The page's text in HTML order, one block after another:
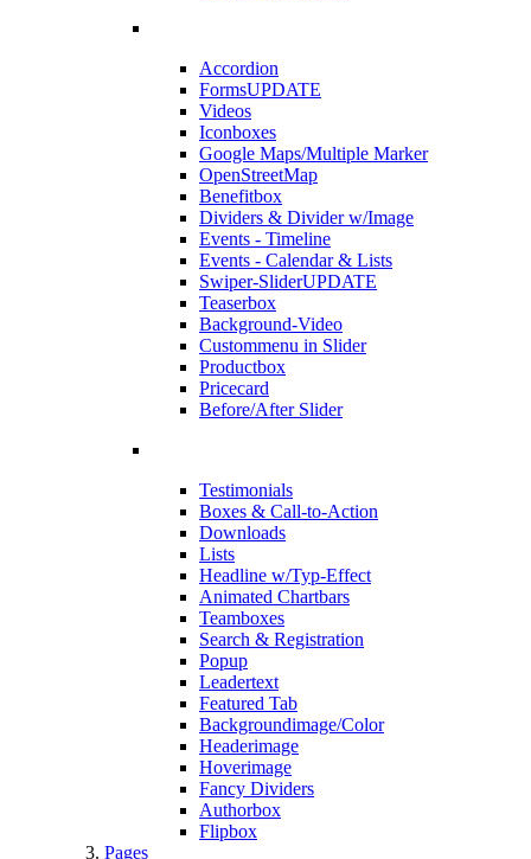
Accordion
FormsUPDATE
Videos
Iconboxes
Google Maps/Multiple Marker
OpenStreetMap
Benefitbox
Dividers & Divider w/Image
Events - Timeline
Events - Calendar & Lists
Swiper-SliderUPDATE
Teaserbox
Background-Video
Custommenu in Slider
Productbox
Pricecard
Before/After Slider
Testimonials
Boxes & Call-to-Action
Downloads
Lists
Headline w/Typ-Effect
Animated Chartbars
Teamboxes
Search & Registration
Popup
Leadertext
Featured Tab
Backgroundimage/Color
Headerimage
Hoverimage
Fancy Dividers
Authorbox
Flipbox
Pages